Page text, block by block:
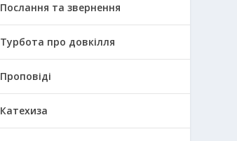
Послання та звернення
Турбота про довкілля
Проповіді
Катехиза